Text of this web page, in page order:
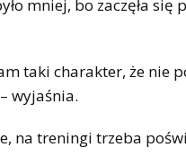
mniej, bo zaczęła
taki charakter, że nie
wyjaśnia.
na treningi trzeba